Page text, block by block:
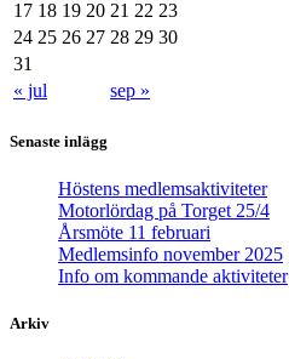
17 18 19 20 21 22 23
24 25 26 27 28 29 30
31
« jul
sep »
Senaste inlägg
Höstens medlemsaktiviteter
Motorlördag på Torget 25/4
Årsmöte 11 februari
Medlemsinfo november 2025
Info om kommande aktiviteter
Arkiv